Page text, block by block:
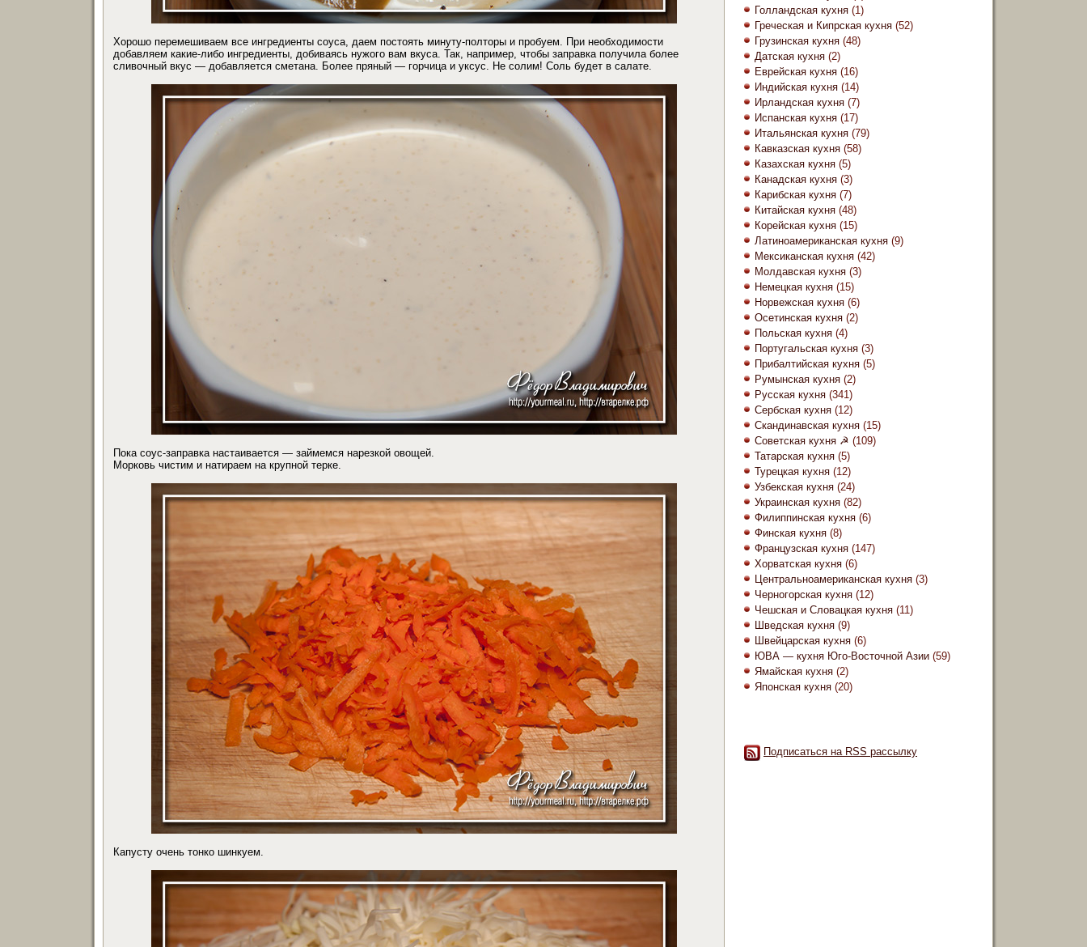
Хорошо перемешиваем все ингредиенты соуса, даем постоять минуту-полторы и пробуем. При необходимости
добавляем какие-либо ингредиенты, добиваясь нужого вам вкуса. Так, например, чтобы заправка получила более
сливочный вкус — добавляется сметана. Более пряный — горчица и уксус. Не солим! Соль будет в салате.
Пока соус-заправка настаивается — займемся нарезкой овощей.
Морковь чистим и натираем на крупной терке.
Капусту очень тонко шинкуем.
Голландская кухня (1)
Греческая и Кипрская кухня (52)
Грузинская кухня (48)
Датская кухня (2)
Еврейская кухня (16)
Индийская кухня (14)
Ирландская кухня (7)
Испанская кухня (17)
Итальянская кухня (79)
Кавказская кухня (58)
Казахская кухня (5)
Канадская кухня (3)
Карибская кухня (7)
Китайская кухня (48)
Корейская кухня (15)
Латиноамериканская кухня (9)
Мексиканская кухня (42)
Молдавская кухня (3)
Немецкая кухня (15)
Норвежская кухня (6)
Осетинская кухня (2)
Польская кухня (4)
Португальская кухня (3)
Прибалтийская кухня (5)
Румынская кухня (2)
Русская кухня (341)
Сербская кухня (12)
Скандинавская кухня (15)
Советская кухня ☭ (109)
Татарская кухня (5)
Турецкая кухня (12)
Узбекская кухня (24)
Украинская кухня (82)
Филиппинская кухня (6)
Финская кухня (8)
Французская кухня (147)
Хорватская кухня (6)
Центральноамериканская кухня (3)
Черногорская кухня (12)
Чешская и Словацкая кухня (11)
Шведская кухня (9)
Швейцарская кухня (6)
ЮВА — кухня Юго-Восточной Азии (59)
Ямайская кухня (2)
Японская кухня (20)
Подписаться на RSS рассылку